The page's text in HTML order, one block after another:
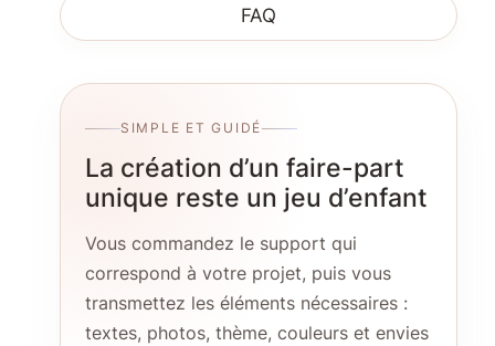
FAQ
SIMPLE ET GUIDÉ
La création d’un faire-part
unique reste un jeu d’enfant
Vous commandez le support qui
correspond à votre projet, puis vous
transmettez les éléments nécessaires :
textes, photos, thème, couleurs et envies